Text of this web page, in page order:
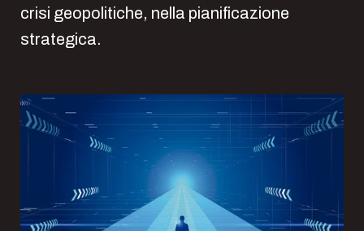
crisi geopolitiche, nella pianificazione
strategica.